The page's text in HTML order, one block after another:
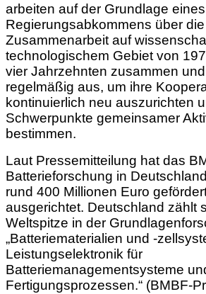
arbeiten auf der Grundlage eines
Regierungsabkommens über die
Zusammenarbeit auf
technologischem Gebiet von
vier Jahrzehnten zusammen
regelmäßig aus, um ihre
kontinuierlich neu auszurichten
Schwerpunkte gemeinsamer
bestimmen.
Laut Pressemitteilung hat das
Batterieforschung in
rund 400 Millionen Euro
ausgerichtet. Deutschland zählt
Weltspitze in der
„Batteriematerialien und -
Leistungselektronik für
Batteriemanagementsysteme
Fertigungsprozessen.“ (BMBF-